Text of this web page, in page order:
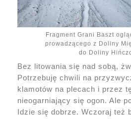
Fragment Grani Baszt
prowadzącego z Doliny
do Doliny
Bez litowania się nad sobą,
Potrzebuję chwili na
klamotów na plecach i przez
nieogarniający się ogon. Ale
Idzie się dobrze. Wczoraj też